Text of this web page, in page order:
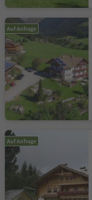
Auf Anfrage
Auf Anfrage